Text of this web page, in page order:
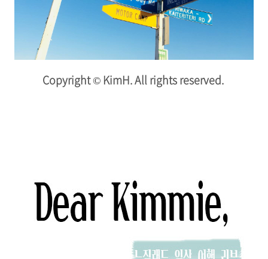
Copyright © KimH. All rights reserved.